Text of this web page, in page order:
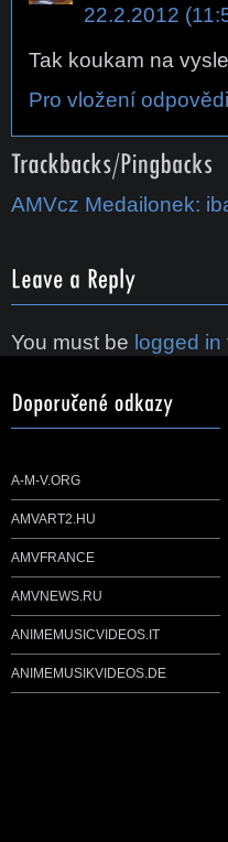
22.2.2012
Tak koukam na
Pro vložení
AMVcz Medailonek:
You must be logged in
A-M-V.ORG
AMVART2.HU
AMVFRANCE
AMVNEWS.RU
ANIMEMUSICVIDEOS.IT
ANIMEMUSIKVIDEOS.DE